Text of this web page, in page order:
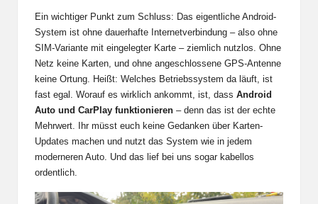
Ein wichtiger Punkt zum Schluss: Das eigentliche Android-
System ist ohne dauerhafte Internetverbindung – also ohne
SIM-Variante mit eingelegter Karte – ziemlich nutzlos. Ohne
Netz keine Karten, und ohne angeschlossene GPS-Antenne
keine Ortung. Heißt: Welches Betriebssystem da läuft, ist
fast egal. Worauf es wirklich ankommt, ist, dass Android
Auto und CarPlay funktionieren – denn das ist der echte
Mehrwert. Ihr müsst euch keine Gedanken über Karten-
Updates machen und nutzt das System wie in jedem
moderneren Auto. Und das lief bei uns sogar kabellos
ordentlich.